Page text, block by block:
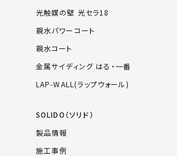
光触媒の壁 光セラ18
親水パワーコート
親水コート
金属サイディング はる・一番
LAP-WALL(ラップウォール)
SOLIDO（ソリド）
製品情報
施工事例